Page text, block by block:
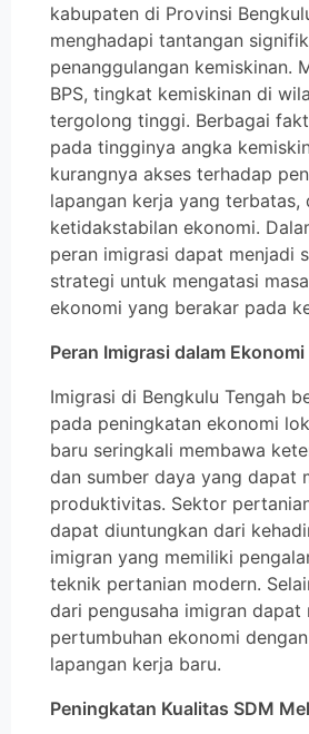
kabupaten di Provinsi
menghadapi tantangan
penanggulangan kemiskinan.
BPS, tingkat kemiskinan di
tergolong tinggi. Berbagai
pada tingginya angka
kurangnya akses terhadap
lapangan kerja yang terbatas,
ketidakstabilan ekonomi.
peran imigrasi dapat menjadi
strategi untuk mengatasi
ekonomi yang berakar pada
Peran Imigrasi dalam Ekonomi
Imigrasi di Bengkulu Tengah
pada peningkatan ekonomi
baru seringkali membawa
dan sumber daya yang dapat
produktivitas. Sektor
dapat diuntungkan dari
imigran yang memiliki
teknik pertanian modern.
dari pengusaha imigran dapat
pertumbuhan ekonomi
lapangan kerja baru.
Peningkatan Kualitas SDM